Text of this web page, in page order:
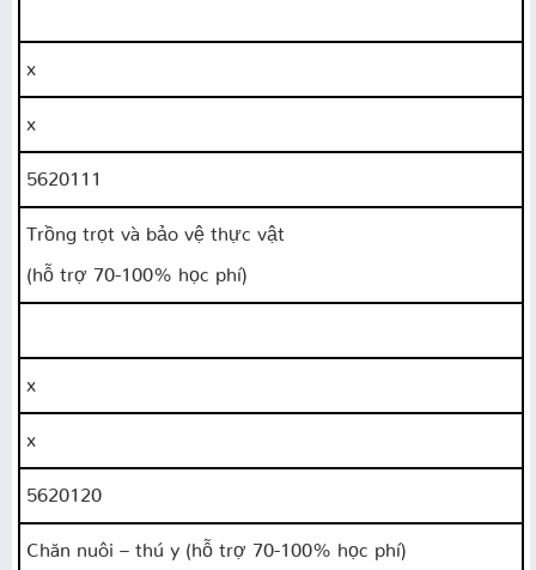
x
x
5620111
Trồng trọt và bảo vệ thực vật
(hỗ trợ 70-100% học phí)
x
x
5620120
Chăn nuôi – thú y (hỗ trợ 70-100% học phí)